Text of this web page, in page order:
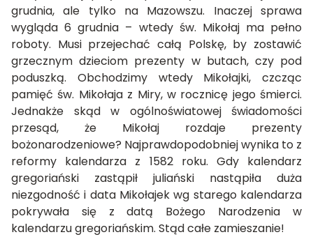
grudnia, ale tylko na Mazowszu. Inaczej sprawa
wygląda 6 grudnia – wtedy św. Mikołaj ma pełno
roboty. Musi przejechać całą Polskę, by zostawić
grzecznym dzieciom prezenty w butach, czy pod
poduszką. Obchodzimy wtedy Mikołajki, czcząc
pamięć św. Mikołaja z Miry, w rocznicę jego śmierci.
Jednakże skąd w ogólnoświatowej świadomości
przesąd, że Mikołaj rozdaje prezenty
bożonarodzeniowe? Najprawdopodobniej wynika to z
reformy kalendarza z 1582 roku. Gdy kalendarz
gregoriański zastąpił juliański nastąpiła duża
niezgodność i data Mikołajek wg starego kalendarza
pokrywała się z datą Bożego Narodzenia w
kalendarzu gregoriańskim. Stąd całe zamieszanie!